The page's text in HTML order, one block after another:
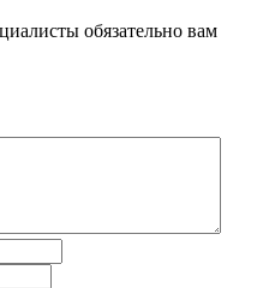
обязательно вам